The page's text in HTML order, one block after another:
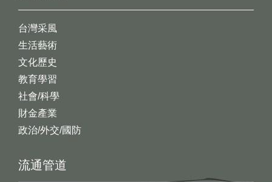
台灣采風
生活藝術
文化歷史
教育學習
社會/科學
財金產業
政治/外交/國防
流通管道